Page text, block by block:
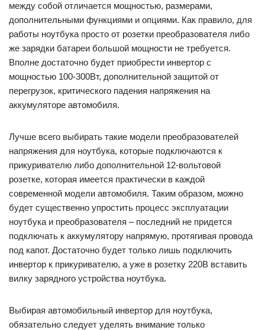
между собой отличается мощностью, размерами,
дополнительными функциями и опциями. Как правило, для
работы ноутбука просто от розетки преобразователя либо
же зарядки батареи большой мощности не требуется.
Вполне достаточно будет приобрести инвертор с
мощностью 100-300Вт, дополнительной защитой от
перегрузок, критического падения напряжения на
аккумуляторе автомобиля.
Лучше всего выбирать такие модели преобразователей
напряжения для ноутбука, которые подключаются к
прикуривателю либо дополнительной 12-вольтовой
розетке, которая имеется практически в каждой
современной модели автомобиля. Таким образом, можно
будет существенно упростить процесс эксплуатации
ноутбука и преобразователя – последний не придется
подключать к аккумулятору напрямую, протягивая провода
под капот. Достаточно будет только лишь подключить
инвертор к прикуривателю, а уже в розетку 220В вставить
вилку зарядного устройства ноутбука.
Выбирая автомобильный инвертор для ноутбука,
обязательно следует уделять внимание только